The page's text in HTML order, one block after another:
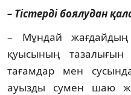
– Тістерді боялудан
– Мұндай
қуысының тазалығын
тағамдар мен
ауызды сумен шаю